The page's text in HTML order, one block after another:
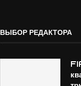
ВЫБОР РЕДАКТОРА